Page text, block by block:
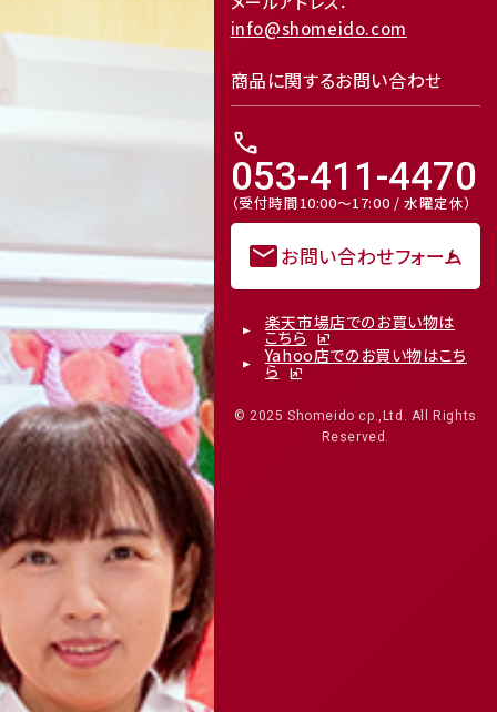
info@shomeido.com
商品に関するお問い合わせ
call
053-411-4470
（受付時間10:00～17:00 / 水曜定休）
mailお問い合わせフォーム
楽天市場店でのお買い物は
こちら
Yahoo店でのお買い物はこち
ら
© 2025 Shomeido cp.,Ltd. All Rights
Reserved.